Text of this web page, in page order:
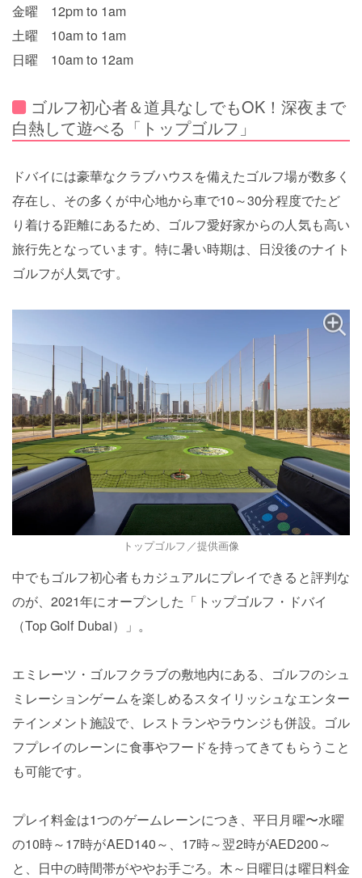
金曜 12pm to 1am
土曜 10am to 1am
日曜 10am to 12am
ゴルフ初心者＆道具なしでもOK！深夜まで
白熱して遊べる「トップゴルフ」
ドバイには豪華なクラブハウスを備えたゴルフ場が数多く
存在し、その多くが中心地から車で10～30分程度でたど
り着ける距離にあるため、ゴルフ愛好家からの人気も高い
旅行先となっています。特に暑い時期は、日没後のナイト
ゴルフが人気です。
トップゴルフ／提供画像
中でもゴルフ初心者もカジュアルにプレイできると評判な
のが、2021年にオープンした「トップゴルフ・ドバイ
（Top Golf Dubai）」。
エミレーツ・ゴルフクラブの敷地内にある、ゴルフのシュ
ミレーションゲームを楽しめるスタイリッシュなエンター
テインメント施設で、レストランやラウンジも併設。ゴル
フプレイのレーンに食事やフードを持ってきてもらうこと
も可能です。
プレイ料金は1つのゲームレーンにつき、平日月曜〜水曜
の10時～17時がAED140～、17時～翌2時がAED200～
と、日中の時間帯がややお手ごろ。木～日曜日は曜日料金